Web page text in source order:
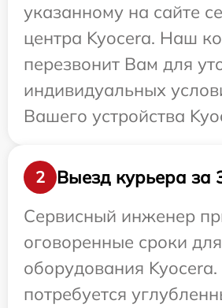
указанному на сайте
центра Kyocera. Наш
перезвонит Вам для
индивидуальных
Вашего устройства
2
Выезд курьера за
Сервисный инженер
оговоренные сроки
оборудования Kyocera.
потребуется